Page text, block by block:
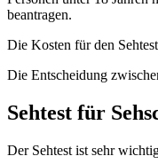
beantragen.
Die Kosten für den
Die Entscheidung
Sehtest für
Der Sehtest ist sehr